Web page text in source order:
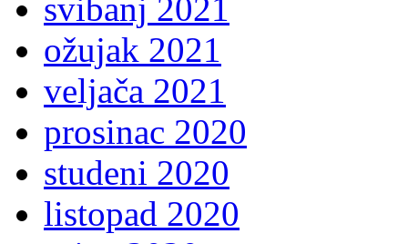
svibanj 2021
ožujak 2021
veljača 2021
prosinac 2020
studeni 2020
listopad 2020